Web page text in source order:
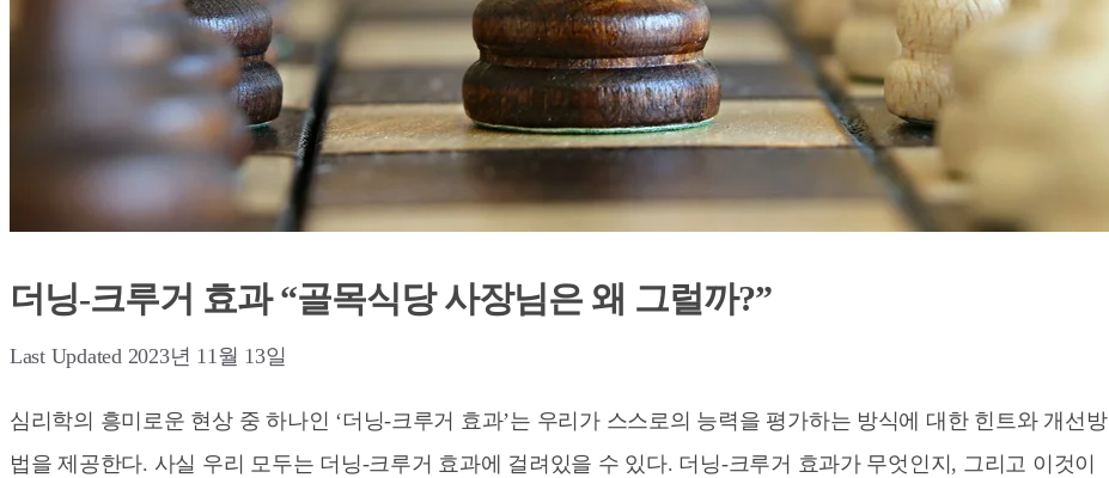
더닝-크루거 효과 “골목식당 사장님은 왜 그럴까?”
2023년 11월 13일
심리학의 흥미로운 현상 중 하나인 ‘더닝-크루거 효과’는 우리가 스스로의 능력을 평가하는 방식에 대한 힌트와 개선방
법을 제공한다. 사실 우리 모두는 더닝-크루거 효과에 걸려있을 수 있다. 더닝-크루거 효과가 무엇인지, 그리고 이것이